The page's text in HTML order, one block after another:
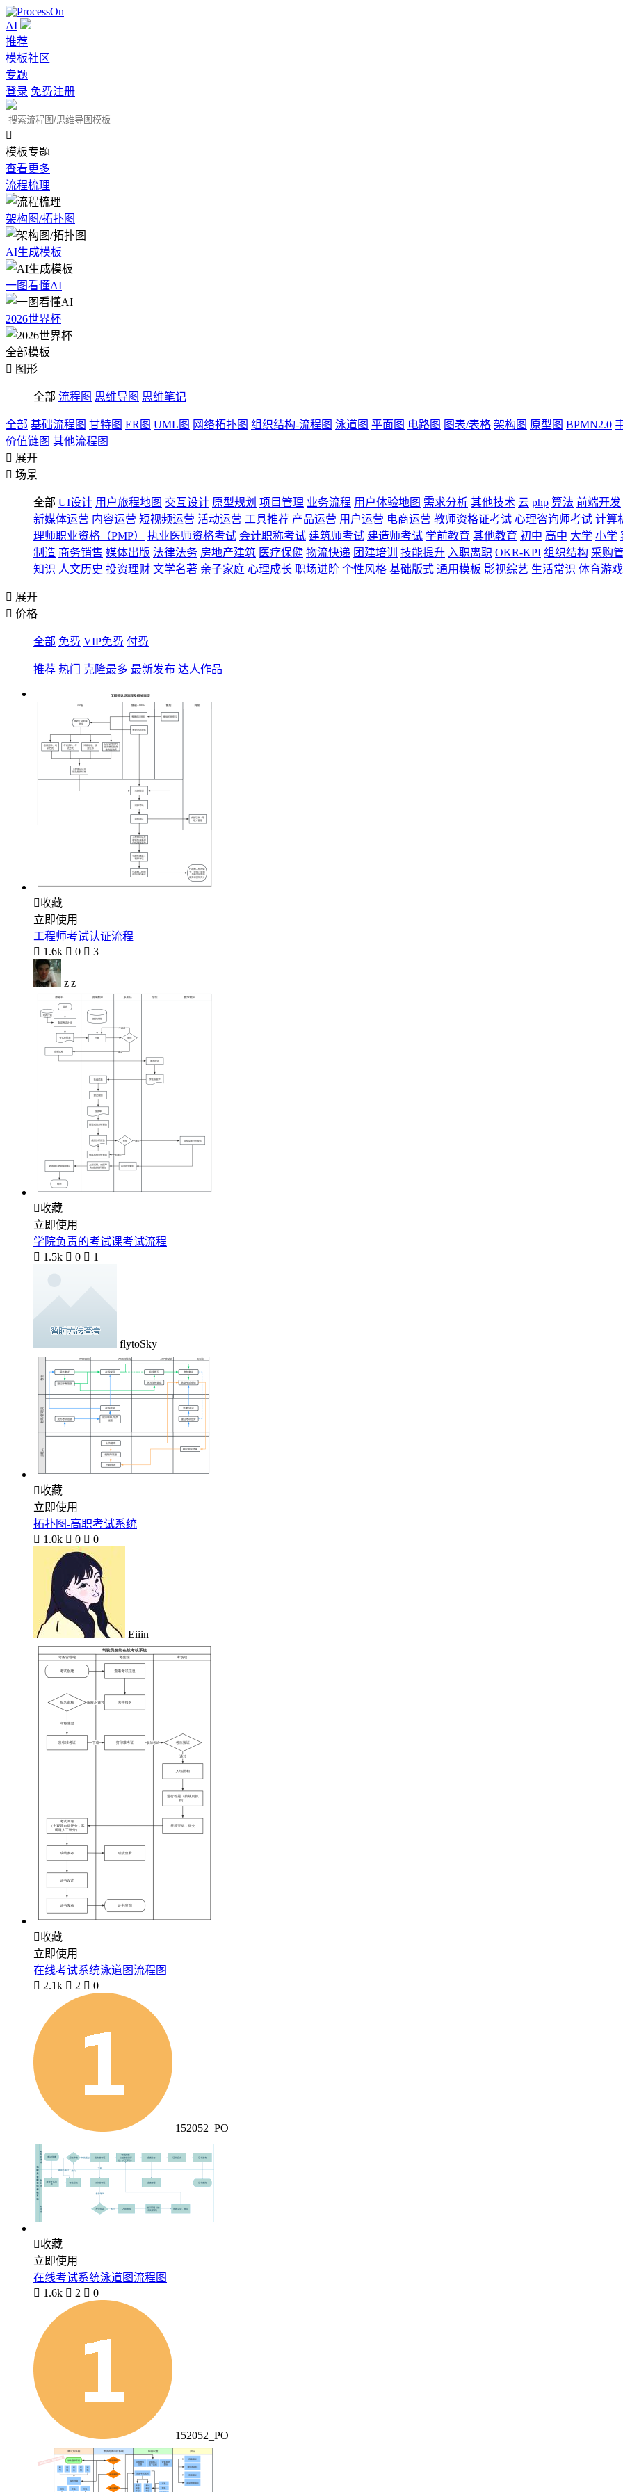
AI
推荐
模板社区
专题
登录 免费注册

模板专题
查看更多
流程梳理
架构图/拓扑图
AI生成模板
一图看懂AI
2026世界杯
全部模板
 图形
全部 流程图 思维导图 思维笔记
全部 基础流程图 甘特图 ER图 UML图 网络拓扑图 组织结构-流程图 泳道图 平面图 电路图 图表/表格 架构图 原型图 BPMN2.0
价值链图 其他流程图
 展开
 场景
全部 UI设计 用户旅程地图 交互设计 原型规划 项目管理 业务流程 用户体验地图 需求分析 其他技术 云 php 算法 前端开发
新媒体运营 内容运营 短视频运营 活动运营 工具推荐 产品运营 用户运营 电商运营 教师资格证考试 心理咨询师考试 计算
理师职业资格（PMP）
执业医师资格考试 会计职称考试 建筑师考试 建造师考试 学前教育 其他教育 初中 高中 大学 小学
制造 商务销售 媒体出版 法律法务 房地产建筑 医疗保健 物流快递 团建培训 技能提升 入职离职 OKR-KPI 组织结构 采购
知识 人文历史 投资理财 文学名著 亲子家庭 心理成长 职场进阶 个性风格 基础版式 通用模板 影视综艺 生活常识 体育游戏
 展开
 价格
全部 免费 VIP免费 付费
推荐 热门 克隆最多 最新发布 达人作品
收藏
立即使用
工程师考试认证流程
 1.6k  0  3
z z
收藏
立即使用
学院负责的考试课考试流程
 1.5k  0  1
flytoSky
收藏
立即使用
拓扑图-高职考试系统
 1.0k  0  0
Eiiin
收藏
立即使用
在线考试系统泳道图流程图
 2.1k  2  0
152052_PO
收藏
立即使用
在线考试系统泳道图流程图
 1.6k  2  0
152052_PO